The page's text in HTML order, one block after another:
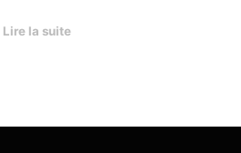
Lire la suite